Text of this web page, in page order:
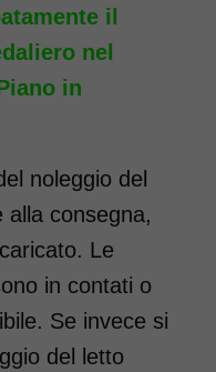
il
nel
in
noleggio del
alla consegna,
Le
in contati o
Se invece si
del letto